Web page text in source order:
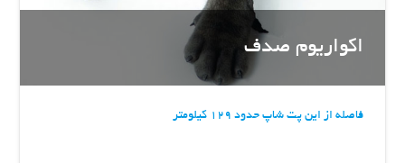
اکواریوم صدف
فاصله از این پت شاپ حدود 129 کیلومتر